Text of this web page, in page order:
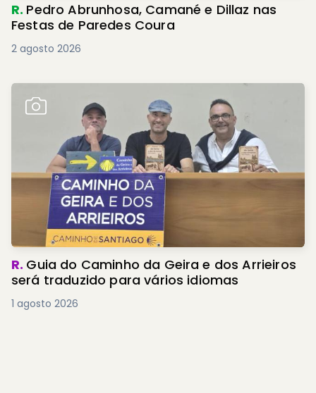
R. Pedro Abrunhosa, Camané e Dillaz nas
Festas de Paredes Coura
2 agosto 2026
R. Guia do Caminho da Geira e dos Arrieiros
será traduzido para vários idiomas
1 agosto 2026